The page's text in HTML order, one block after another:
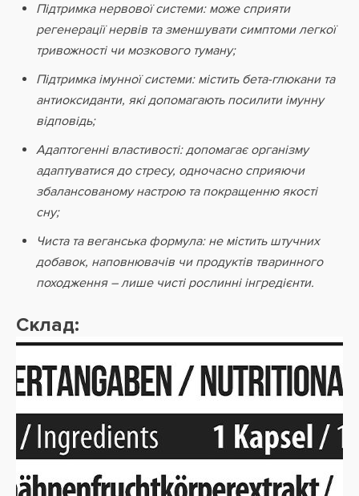
Підтримка нервової системи: може сприяти
регенерації нервів та зменшувати симптоми легкої
тривожності чи мозкового туману;
Підтримка імунної системи: містить бета-глюкани та
антиоксиданти, які допомагають посилити імунну
відповідь;
Адаптогенні властивості: допомагає організму
адаптуватися до стресу, одночасно сприяючи
збалансованому настрою та покращенню якості
сну;
Чиста та веганська формула: не містить штучних
добавок, наповнювачів чи продуктів тваринного
походження – лише чисті рослинні інгредієнти.
Склад: